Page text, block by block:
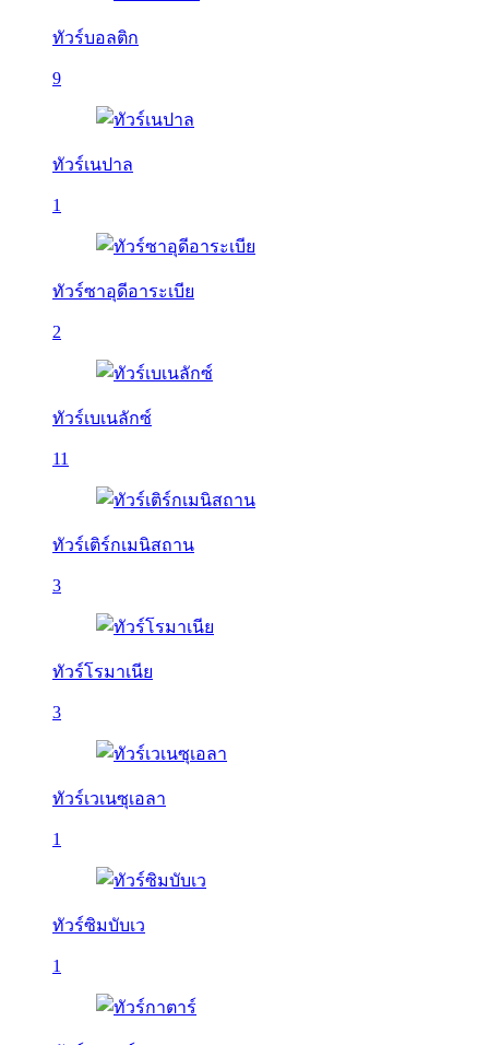
ทัวร์บอลติก
9
ทัวร์เนปาล
1
ทัวร์ซาอุดีอาระเบีย
2
ทัวร์เบเนลักซ์
11
ทัวร์เติร์กเมนิสถาน
3
ทัวร์โรมาเนีย
3
ทัวร์เวเนซุเอลา
1
ทัวร์ซิมบับเว
1